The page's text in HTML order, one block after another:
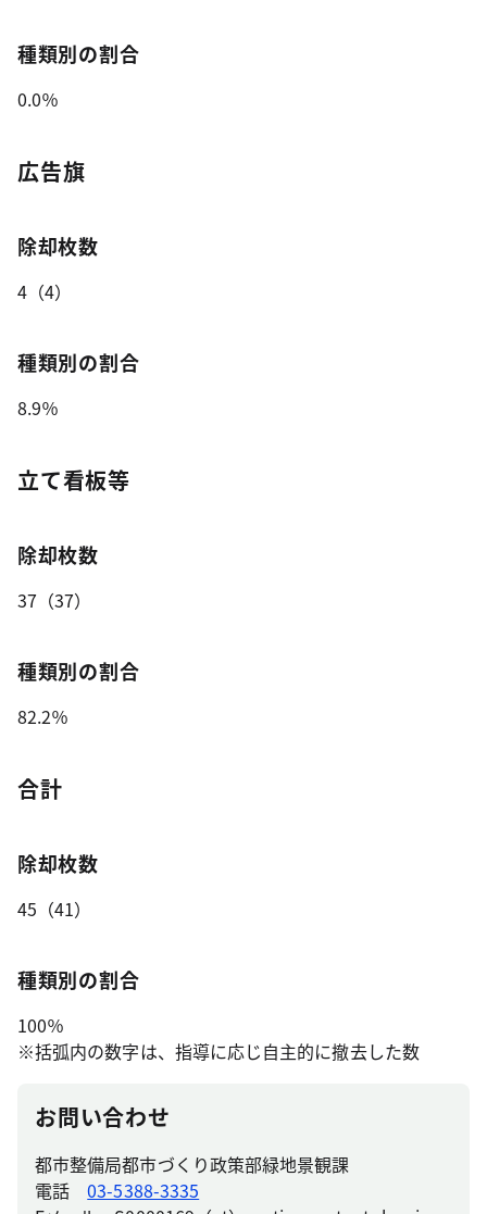
種類別の割合
0.0％
広告旗
除却枚数
4（4）
種類別の割合
8.9％
立て看板等
除却枚数
37（37）
種類別の割合
82.2％
合計
除却枚数
45（41）
種類別の割合
100％
※括弧内の数字は、指導に応じ自主的に撤去した数
お問い合わせ
都市整備局都市づくり政策部緑地景観課
電話03-5388-3335